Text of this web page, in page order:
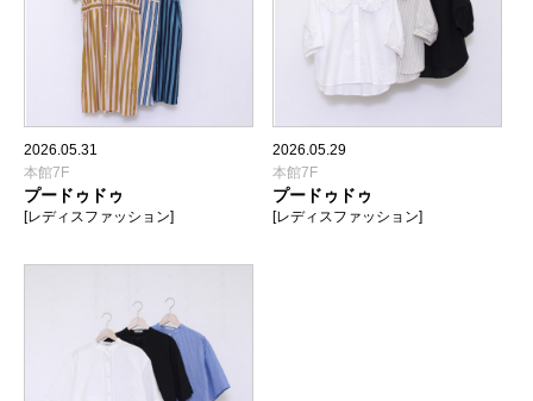
2026.05.31
本館7F
プードゥドゥ
[レディスファッション]
2026.05.29
本館7F
プードゥドゥ
[レディスファッション]